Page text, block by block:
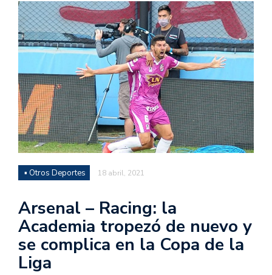
▪ Otros Deportes 18 abril, 2021
Arsenal – Racing: la
Academia tropezó de nuevo y
se complica en la Copa de la
Liga